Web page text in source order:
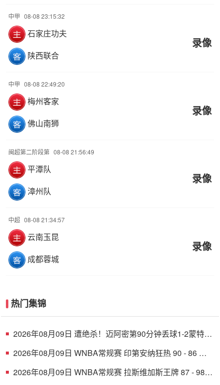
中甲 08-08 23:15:32
石家庄功夫
陕西联合
录像
中甲 08-08 22:49:20
梅州客家
佛山南狮
录像
闽超第二阶段第 08-08 21:56:49
平潭队
漳州队
录像
中超 08-08 21:34:57
云南玉昆
成都蓉城
录像
热门集锦
2026年08月09日 遭绝杀！迈阿密第90分钟丢球1-2蒙特雷
2026年08月09日 WNBA常规赛 印第安纳狂热 90 - 86 芝
2026年08月09日 WNBA常规赛 拉斯维加斯王牌 87 - 98